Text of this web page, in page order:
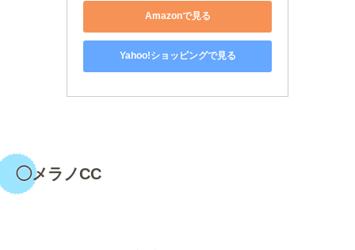
Amazonで見る
Yahoo!ショッピングで見る
◯メラノCC